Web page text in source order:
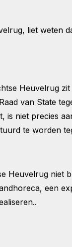
liet weten
Heuvelrug
van State
is niet precies
te worden
Heuvelrug niet
een